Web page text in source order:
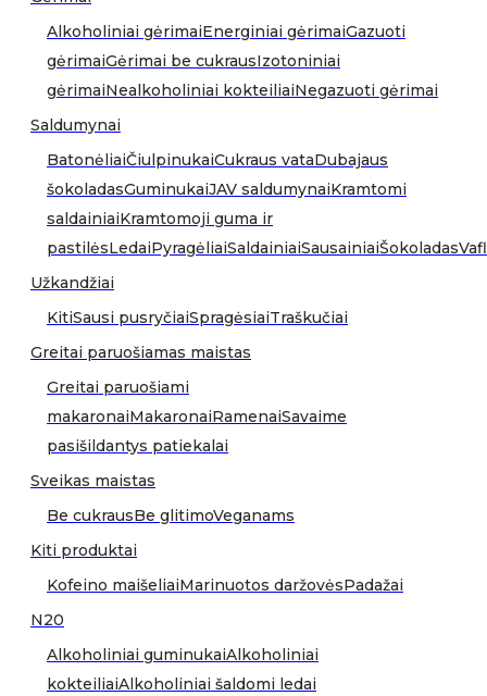
Alkoholiniai gėrimaiEnerginiai gėrimaiGazuoti
gėrimaiGėrimai be cukrausIzotoniniai
gėrimaiNealkoholiniai kokteiliaiNegazuoti gėrimai
Saldumynai
BatonėliaiČiulpinukaiCukraus vataDubajaus
šokoladasGuminukaiJAV saldumynaiKramtomi
saldainiaiKramtomoji guma ir
pastilėsLedaiPyragėliaiSaldainiaiSausainiaiŠokoladas
Užkandžiai
KitiSausi pusryčiaiSpragėsiaiTraškučiai
Greitai paruošiamas maistas
Greitai paruošiami
makaronaiMakaronaiRamenaiSavaime
pasišildantys patiekalai
Sveikas maistas
Be cukrausBe glitimoVeganams
Kiti produktai
Kofeino maišeliaiMarinuotos daržovėsPadažai
N20
Alkoholiniai guminukaiAlkoholiniai
kokteiliaiAlkoholiniai šaldomi ledai